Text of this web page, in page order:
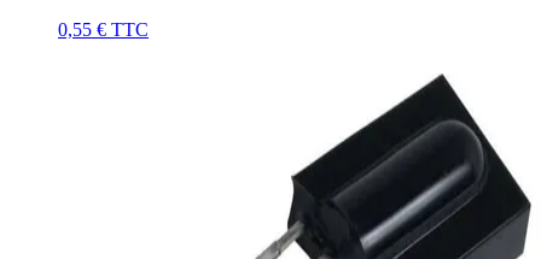
0,55 € TTC